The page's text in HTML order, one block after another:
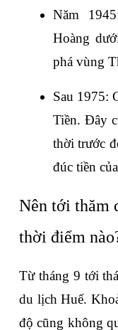
Năm
Hoàng
phá vùng
Sau 1975:
Tiền. Đây
thời trước
đúc tiền
Nên tới thăm
thời điểm
Từ tháng 9 tới
du lịch Huế.
độ cũng không